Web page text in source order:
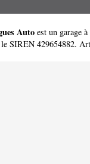
Auto est un garage
SIREN 429654882.